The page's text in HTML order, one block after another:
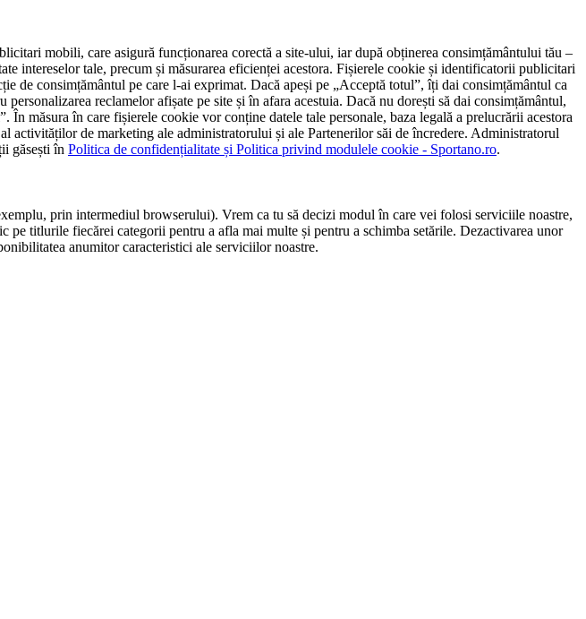
mobili, care asigură funcționarea corectă a site-ului, iar după obținerea consimțământului tău –
intereselor tale, precum și măsurarea eficienței acestora. Fișierele cookie și identificatorii publicitari
de consimțământul pe care l-ai exprimat. Dacă apeși pe „Acceptă totul”, îți dai consimțământul ca
reclamelor afișate pe site și în afara acestuia. Dacă nu dorești să dai consimțământul,
măsura în care fișierele cookie vor conține datele tale personale, baza legală a prelucrării acestora
de marketing ale administratorului și ale Partenerilor săi de încredere. Administratorul
găsești în Politica de confidențialitate și Politica privind modulele cookie - Sportano.ro.
prin intermediul browserului). Vrem ca tu să decizi modul în care vei folosi serviciile noastre,
titlurile fiecărei categorii pentru a afla mai multe și pentru a schimba setările. Dezactivarea unor
anumitor caracteristici ale serviciilor noastre.